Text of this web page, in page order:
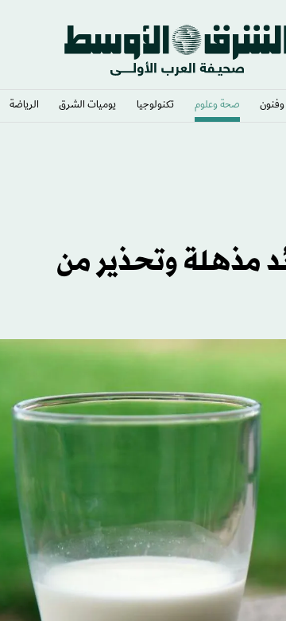
وفنون صحة وعلوم تكنولوجيا يوميات الشرق​ الرياضة
مذهلة وتحذير من